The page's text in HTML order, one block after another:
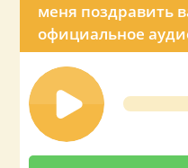
меня поздравить
официальное
из Кремля